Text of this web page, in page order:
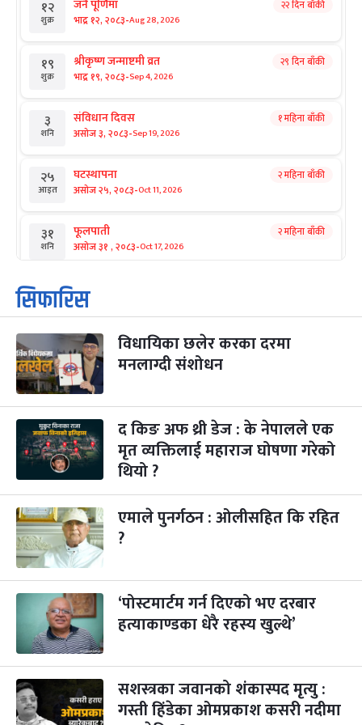
१२
शुक्र
जनै पूर्णिमा
भाद्र १२, २०८३-Aug 28, 2026
२२ दिन बाँकी
१९
शुक्र
श्रीकृष्ण जन्माष्टमी व्रत
भाद्र १९, २०८३-Sep 4, 2026
२९ दिन बाँकी
३
शनि
संविधान दिवस
असोज ३, २०८३-Sep 19, 2026
१ महिना बाँकी
२५
आइत
घटस्थापना
असोज २५, २०८३-Oct 11, 2026
२ महिना बाँकी
३१
शनि
फूलपाती
असोज ३१ , २०८३-Oct 17, 2026
२ महिना बाँकी
१
आइत
कार्तिक सङ्क्रान्ति
कार्तिक १, २०८३
३
मंगल
महानवमी
कार्तिक ३, २०८३-Oct 20, 2026
२ महिना बाँकी
४
बुध कार्तिक ४, २०८३-
५
बिहि
पापा‌ङ्कुशा एकादशी व्रत
कार्तिक ५, २०८३-Oct 22, 2026
२ महिना बाँकी
२२
आइत
कुकुर तिहार
कार्तिक २२, २०८३ Nov 8, 2026
३ महिना बाँकी
२३ गाई पूजा
-
२४
मंगल
गोरुपुजा
कार्तिक २४, २०८३
३ महिना बाँकी
भाइटीका
कार्तिक २५, २०८३ -Nov 11, 2026
३ महिना बाँकी
सिफारिस
विधायिका छलेर करका दरमा
मनलाग्दी संशोधन
द किङ अफ थ्री डेज : के नेपालले एक
मृत व्यक्तिलाई महाराज घोषणा गरेको
थियो ?
एमाले पुनर्गठन : ओलीसहित कि रहित
?
‘पोस्टमार्टम गर्न दिएको भए दरबार
हत्याकाण्डका धेरै रहस्य खुल्थे’
सशस्त्रका जवानको शंकास्पद मृत्यु :
गस्ती हिंडेका ओमप्रकाश कसरी नदीमा